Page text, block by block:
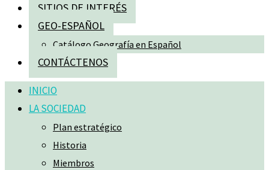
SITIOS DE INTERÉS
GEO-ESPAÑOL
Catálogo Geografía en Español
CONTÁCTENOS
INICIO
LA SOCIEDAD
Plan estratégico
Historia
Miembros